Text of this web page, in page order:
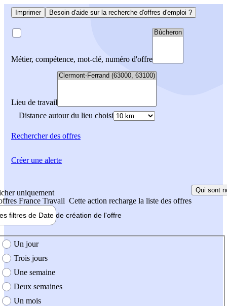
Imprimer Besoin d'aide sur la recherche d'offres d'emploi ?
Métier, compétence, mot-clé, numéro d'offre
Lieu de travail
Distance autour du lieu choisi
Rechercherdes offres
uniquement
France Travail Cette action recharge la liste des offres
Qui sont
filtres de Date de création de l'offre
création de l'offre
Un jour
Trois jours
Une semaine
Deux semaines
Un mois
Créer une alerte